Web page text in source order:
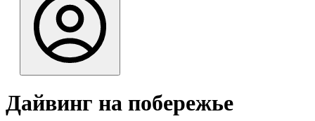
Дайвинг на побережье